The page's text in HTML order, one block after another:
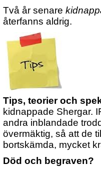
Två år senare
återfanns aldrig.
Tips, teorier och
kidnappade Shergar.
andra inblandade
övermäktig, så att de
bortskämda, mycket
Död och begraven?